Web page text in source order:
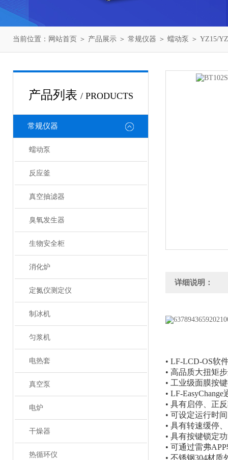
当前位置： 网站首页 ＞ 产品展示 ＞ 常规仪器 ＞ 蠕动泵 ＞ YZ15/
产品列表 / PRODUCTS
常规仪器
蠕动泵
反应釜
真空抽滤器
臭氧发生器
生物安全柜
消化炉
定氮仪测定仪
制冰机
匀浆机
电热套
真空泵
电炉
干燥器
热循环仪
详细说明：
• LF-LCD-OS软
• 高品质大扭矩
• 工业级面膜按
• LF-
• 具有启停、正
• 可设定运行时
• 具有转速缓停
• 具有按键锁定
• 可通过雷弗
• 不锈钢304材